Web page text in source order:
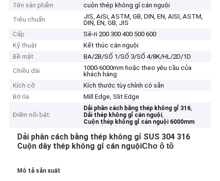
Tên sản phẩm
cuộn thép không gỉ cán nguội
Tiêu chuẩn
JIS, AiSi, ASTM, GB, DIN, EN, AISI, ASTM,
DIN, EN, GB, JIS
Cấp
Sê-ri 200 300 400 500 600
Kỹ thuật
Kết thúc cán nguội
Bề mặt
BA/2B/SỐ 1/SỐ 3/SỐ 4/8K/HL/2D/1D
Chiều dài
1000-6000mm hoặc theo yêu cầu của
khách hàng
Kích cỡ
Kích thước tùy chỉnh có sẵn
Bờ rìa
Mill Edge, Slit Edge
Điểm nổi bật:
Dải phân cách bằng thép không gỉ 316,
Dải thép không gỉ cán nguội,
Cuộn thép không gỉ cán nguội 6000mm
Dải phân cách bằng thép không gỉ SUS 304 316
Cuộn dây thép không gỉ cán nguộiCho ô tô
Mô tả sản xuất